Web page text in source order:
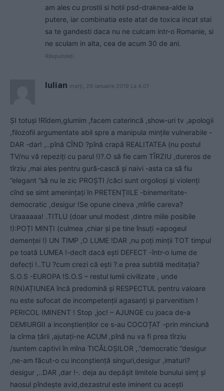
am ales cu prostii si hotii psd-draknea-alde la
putere, iar combinatia este atat de toxica incat stai
sa te gandesti daca nu ne culcam intr-o Romanie, si
ne sculam in alta, cea de acum 30 de ani.
Răspundeți
Iulian marți, 29 ianuarie 2019 La 4.01
ȘI totuși !Rîdem,glumim ,facem caterincă ,show-uri tv ,apologii
,filozofii argumentate abil spre a manipula mințile vulnerabile -
DAR -dar! ,..pînă CÎND ?pînă crapă REALITATEA (nu postul
TV/nu vă repeziți cu parul !)?.O să fie cam TÎRZIU ,dureros de
tîrziu ,mai ales pentru gură-cască și naivi -asta ca să fiu
”elegant ”să nu le zic PROȘTI /căci sunt orgolioși și violenți
cînd se simt amenințați în PRETENȚIILE -binemeritate-
democratic ,desigur !Se opune cineva ,mîrîie careva?
Uraaaaaa! .TITLU (doar unul modest ,dintre miile posibile
!):POȚI MINȚI (culmea ,chiar și pe tine însuți =apogeul
demenței !) UN TIMP ,O LUME !DAR ,nu poți minții TOT timpul
pe toată LUMEA !-decît dacă ești DEFECT -într-o lume de
defecți !..TU ?cum crezi că ești ?.e prea subtilă meditația?
S.O.S -EUROPA !S.O.S – restul lumii civilizate , unde
R(N)AȚIUNEA încă predomină și RESPECTUL pentru valoare
nu este sufocat de incompetenții agasanți și parvenitism !
PERICOL IMINENT ! Stop ,joc! – AJUNGE cu joaca de-a
DEMIURGII a inconștienților ce s-au COCOȚAT -prin minciună
la cîrma țării ,ajutați-ne ACUM ,pînă nu va fi prea tîrziu
/suntem captivi în mîna TICĂLOȘILOR ,.”democratic ”desigur
,ne-am făcut-o cu inconștiență singuri,desigur ,imaturi?
desigur ,..DAR ,dar !-. deja au depășit limitele bunului simț și
haosul pîndește avid,dezastrul este iminent cu acești